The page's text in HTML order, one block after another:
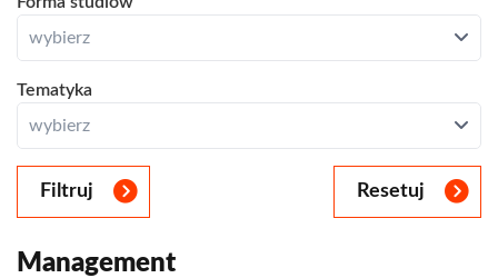
Studia podyplomowe
Studia MBA/MPA
angielski
Zamknij
wybierz
studia stacjonarne
studia niestacjonarne
Otwórz
Tematyka
Zamknij
wybierz
[dwa dyplomy]
stomatologia
medycyna
psychologia
prawo
Filtruj Resetuj
Management